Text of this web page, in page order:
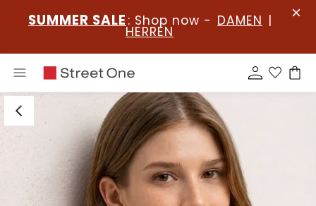
SUMMER SALE : Shop now - DAMEN |
HERREN